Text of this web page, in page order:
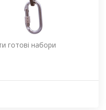
готові набори